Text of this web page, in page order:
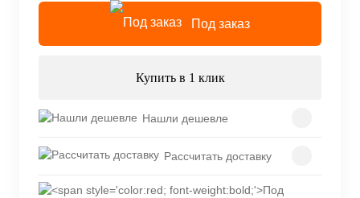
Под заказ
Купить в 1 клик
Нашли дешевле
Рассчитать доставку